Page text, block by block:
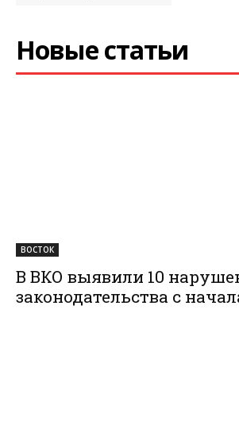
Новые статьи
ВОСТОК
В ВКО выявили 10
законодательства с